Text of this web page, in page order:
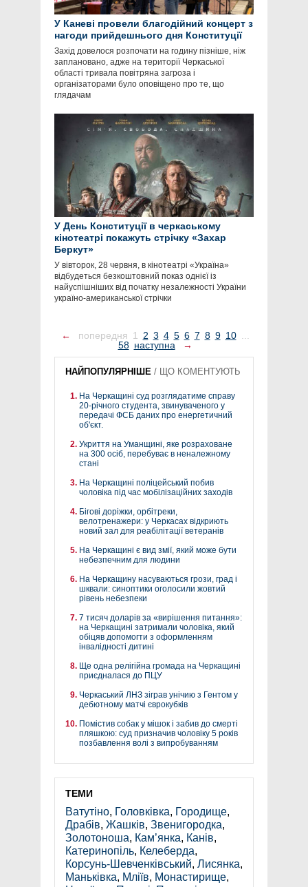
У Каневі провели благодійний концерт з
нагоди прийдешнього дня Конституції
Захід довелося розпочати на годину пізніше, ніж
заплановано, адже на території Черкаської
області тривала повітряна загроза і
організаторами було оповіщено про те, що
глядачам
У День Конституції в черкаському
кінотеатрі покажуть стрічку «Захар
Беркут»
У вівторок, 28 червня, в кінотеатрі «Україна»
відбудеться безкоштовний показ однієї із
найуспішніших від початку незалежності України
україно-американської стрічки
← попередня 1 2 3 4 5 6 7 8 9 10 ...
58 наступна →
НАЙПОПУЛЯРНІШЕ / ЩО КОМЕНТУЮТЬ
На Черкащині суд розглядатиме справу
20-річного студента, звинуваченого у
передачі ФСБ даних про енергетичний
об'єкт.
Укриття на Уманщині, яке розраховане
на 300 осіб, перебуває в неналежному
стані
На Черкащині поліцейський побив
чоловіка під час мобілізаційних заходів
Бігові доріжки, орбітреки,
велотренажери: у Черкасах відкриють
новий зал для реабілітації ветеранів
На Черкащині є вид змії, який може бути
небезпечним для людини
На Черкащину насуваються грози, град і
шквали: синоптики оголосили жовтий
рівень небезпеки
7 тисяч доларів за «вирішення питання»:
на Черкащині затримали чоловіка, який
обіцяв допомогти з оформленням
інвалідності дитині
Ще одна релігійна громада на Черкащині
приєдналася до ПЦУ
Черкаський ЛНЗ зіграв унічию з Гентом у
дебютному матчі єврокубків
Помістив собак у мішок і забив до смерті
пляшкою: суд призначив чоловіку 5 років
позбавлення волі з випробуванням
ТЕМИ
Ватутіно, Головківка, Городище,
Драбів, Жашків, Звенигородка,
Золотоноша, Кам’янка, Канів,
Катеринопіль, Келеберда,
Корсунь-Шевченківський, Лисянка,
Маньківка, Мліїв, Монастирище,